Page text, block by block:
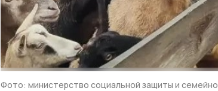
Фото: министерство социальной защиты и